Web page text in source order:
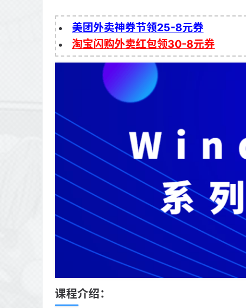
美团外卖神券节领25-8元券
淘宝闪购外卖红包领30-8元券
课程介绍：